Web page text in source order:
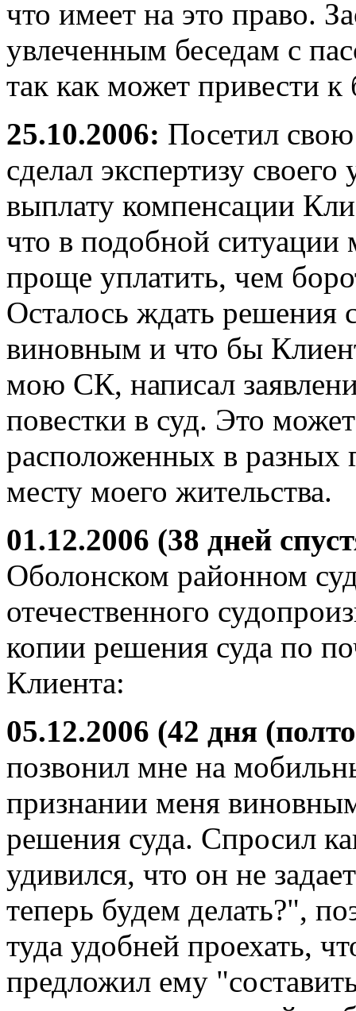
что имеет на это право.
увлеченным беседам с
так как может привести к
25.10.2006: Посетил
сделал экспертизу
выплату компенсации
что в подобной ситуации
проще уплатить, чем
Осталось ждать решения
виновным и что бы
мою СК, написал
повестки в суд. Это
расположенных в
месту моего жительства.
01.12.2006 (38 дней
Оболонском районном
отечественного
копии решения суда по
Клиента:
05.12.2006 (42 дня
позвонил мне на
признании меня
решения суда. Спросил
удивился, что он не
теперь будем делать?",
туда удобней проехать,
предложил ему